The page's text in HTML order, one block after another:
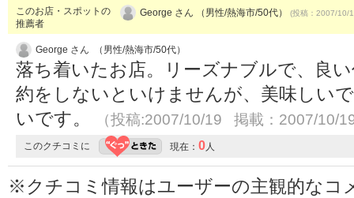
このお店・スポットの
推薦者
George さん （男性/熱海市/50代） (投稿：2007/10/
George さん （男性/熱海市/50代）
落ち着いたお店。リーズナブルで、良
約をしないといけませんが、美味しい
いです。
（投稿:2007/10/19 掲載：2007/10/
このクチコミに 現在： 0人
※クチコミ情報はユーザーの主観的なコ